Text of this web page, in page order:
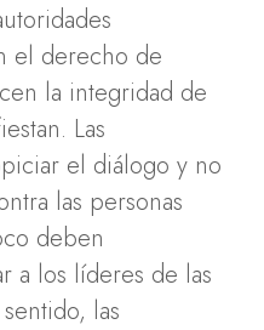
el derecho de
la integridad de
Las
el diálogo y no
las personas
deben
a los líderes de las
las